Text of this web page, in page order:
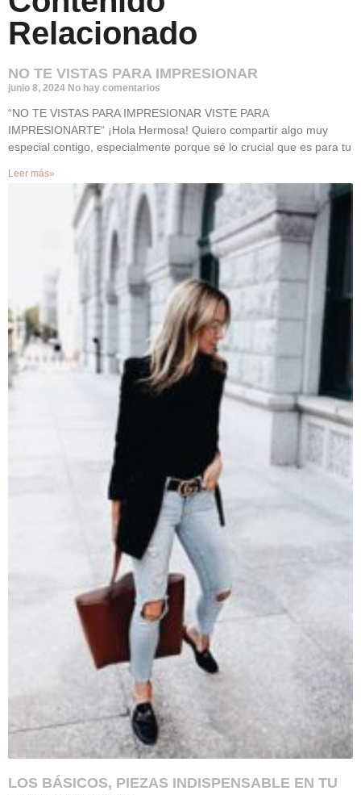
Relacionado
NO TE VISTAS PARA IMPRESIONAR
junio 8, 2024 No hay comentarios
“NO TE VISTAS PARA IMPRESIONAR VISTE PARA
IMPRESIONARTE“ ¡Hola Hermosa! Quiero compartir algo muy
especial contigo, especialmente porque sé lo crucial que es para tu
Leer más»
LOS BÁSICOS, PIEZAS INDISPENSABLE EN TU